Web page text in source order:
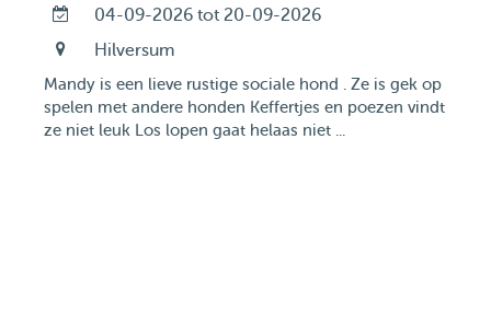
04-09-2026 tot 20-09-2026
Hilversum
Mandy is een lieve rustige sociale hond . Ze is gek op
spelen met andere honden Keffertjes en poezen vindt
ze niet leuk Los lopen gaat helaas niet ...